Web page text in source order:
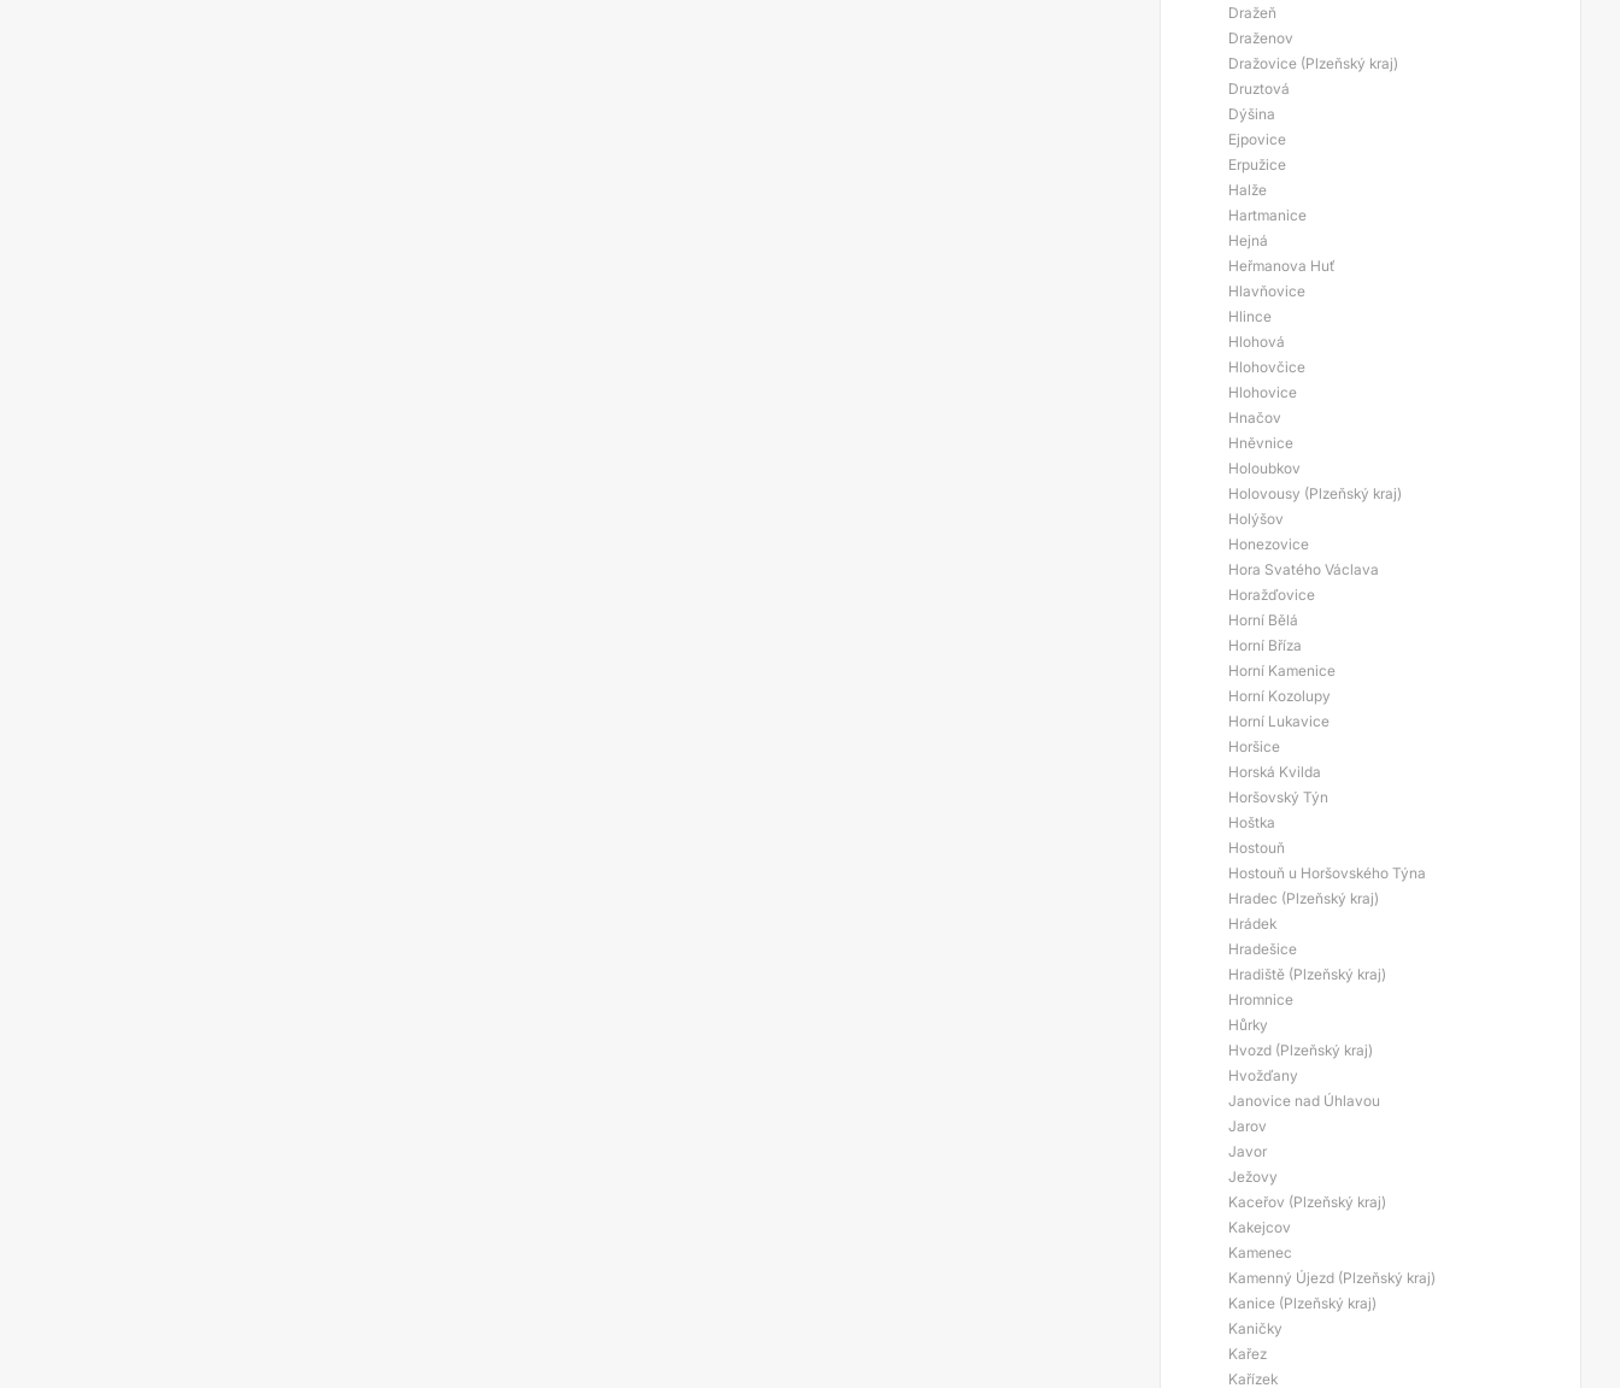
Dražeň
Draženov
Dražovice (Plzeňský kraj)
Druztová
Dýšina
Ejpovice
Erpužice
Halže
Hartmanice
Hejná
Heřmanova Huť
Hlavňovice
Hlince
Hlohová
Hlohovčice
Hlohovice
Hnačov
Hněvnice
Holoubkov
Holovousy (Plzeňský kraj)
Holýšov
Honezovice
Hora Svatého Václava
Horažďovice
Horní Bělá
Horní Bříza
Horní Kamenice
Horní Kozolupy
Horní Lukavice
Horšice
Horská Kvilda
Horšovský Týn
Hoštka
Hostouň
Hostouň u Horšovského Týna
Hradec (Plzeňský kraj)
Hrádek
Hradešice
Hradiště (Plzeňský kraj)
Hromnice
Hůrky
Hvozd (Plzeňský kraj)
Hvožďany
Janovice nad Úhlavou
Jarov
Javor
Ježovy
Kaceřov (Plzeňský kraj)
Kakejcov
Kamenec
Kamenný Újezd (Plzeňský kraj)
Kanice (Plzeňský kraj)
Kaničky
Kařez
Kařízek